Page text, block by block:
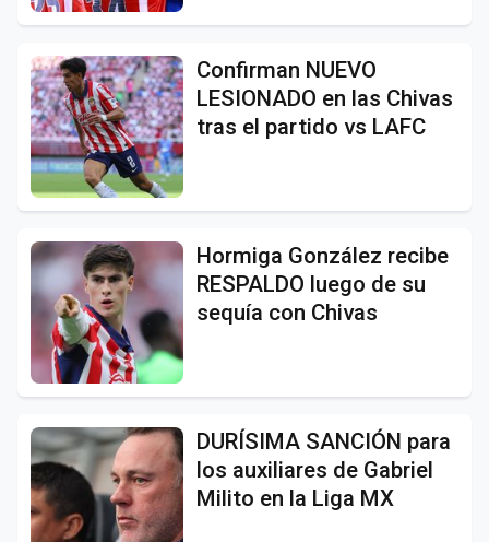
Confirman NUEVO
LESIONADO en las Chivas
tras el partido vs LAFC
Hormiga González recibe
RESPALDO luego de su
sequía con Chivas
DURÍSIMA SANCIÓN para
los auxiliares de Gabriel
Milito en la Liga MX